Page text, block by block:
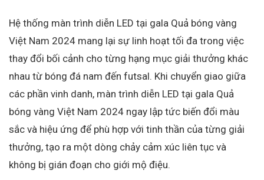
Hệ thống màn trình diễn LED tại gala Quả bóng vàng
Việt Nam 2024 mang lại sự linh hoạt tối đa trong việc
thay đổi bối cảnh cho từng hạng mục giải thưởng khác
nhau từ bóng đá nam đến futsal. Khi chuyển giao giữa
các phần vinh danh, màn trình diễn LED tại gala Quả
bóng vàng Việt Nam 2024 ngay lập tức biến đổi màu
sắc và hiệu ứng để phù hợp với tinh thần của từng giải
thưởng, tạo ra một dòng chảy cảm xúc liên tục và
không bị gián đoạn cho giới mộ điệu.